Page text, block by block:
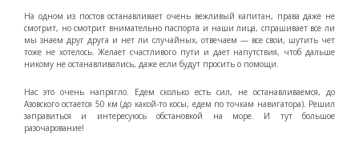
На одном из постов останавливает очень вежливый капитан, права даже не
смотрит, но смотрит внимательно паспорта и наши лица, спрашивает все ли
мы знаем друг друга и нет ли случайных, отвечаем — все свои, шутить чет
тоже не хотелось. Желает счастливого пути и дает напутствия, чтоб дальше
никому не останавливались, даже если будут просить о помощи.
Нас это очень напрягло. Едем сколько есть сил, не останавливаемся, до
Азовского остается 50 км (до какой-то косы, едем по точкам навигатора). Решил
заправиться и интересуюсь обстановкой на море. И тут большое
разочарование!